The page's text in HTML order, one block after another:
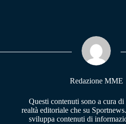
pp m
Redazione MME
Questi contenuti sono a cura
realtà editoriale che su
sviluppa contenuti di